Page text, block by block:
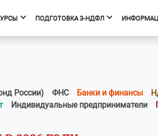
ПОДГОТОВКА 3-НДФЛ
Тарифы
Получить вычет
России) ФНС Банки и финансы
Индивидуальные предприниматели